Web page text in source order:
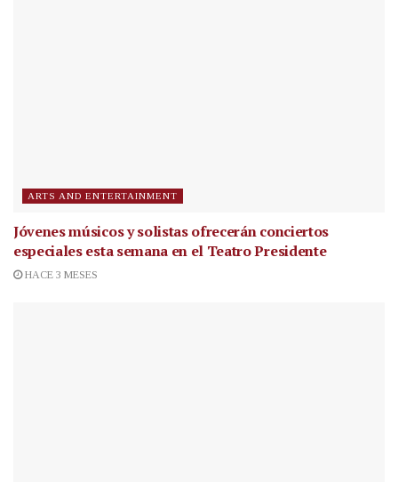
ARTS AND ENTERTAINMENT
Jóvenes músicos y solistas ofrecerán conciertos
especiales esta semana en el Teatro Presidente
HACE 3 MESES